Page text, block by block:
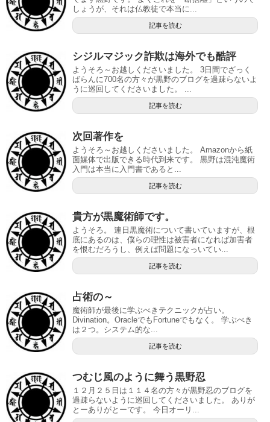
しょうが、それは仏教徒で本当に...
記事を読む
シジルマジック詐欺は海外でも酷評
ようそろ～お越しくださいました。 3日間でざっく
ばらんに700名の方々が黒野のブログを過疎らないよ
うに巡回してくださいました。 ...
記事を読む
次回著作を
ようそろ～お越しくださいました。 Amazonから紙
面媒体で出版できる時代到来です。 黒野は混沌魔術
入門は本当に入門書であると...
記事を読む
貴方が黒魔術師です。
ようそろ。 連日黒魔術について書いていますが、根
底にあるのは、僕らの理性は被害者になれば加害者
を恨むだろうし、例えば問題になっいてい...
記事を読む
占術の～
魔術師が最後に学ぶべきテクニックが占い。
Divination。OracleでもFortuneでもなく。 学ぶべき
は２つ。システム的な...
記事を読む
つむじ風のように舞う黒野忍
１２月２５日は１１４名の方々が黒野忍のブログを
過疎らないように巡回してくださいました。 ありが
とーありがとーです。 今日オーリ...